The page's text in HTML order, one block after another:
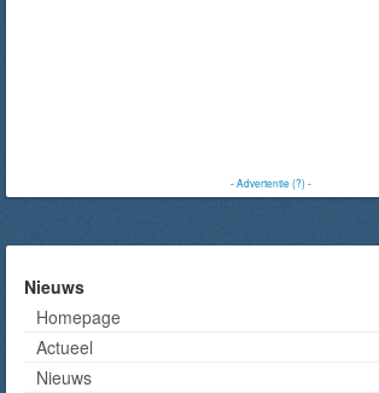
-Advertentie (?)-
Nieuws
Homepage
Actueel
Nieuws